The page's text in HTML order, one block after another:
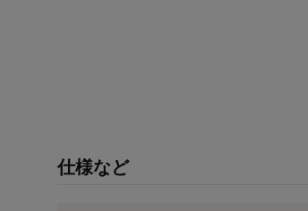
仕様など